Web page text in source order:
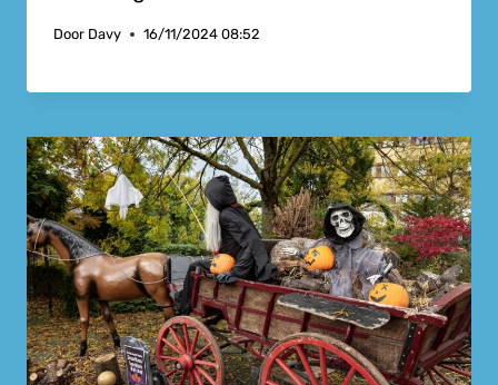
Door Davy 16/11/2024 08:52